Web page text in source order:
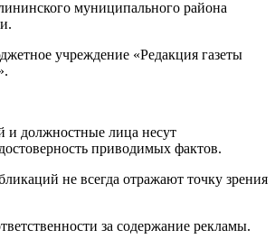
муниципального района
учреждение «Редакция газеты
и должностные лица несут
приводимых фактов.
не всегда отражают точку зрения
за содержание рекламы.